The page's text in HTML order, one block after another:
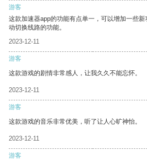
游客
这款加速器app的功能有点单一，可以增加一些
动切换线路的功能。
2023-12-11
游客
这款游戏的剧情非常感人，让我久久不能忘怀。
2023-12-11
游客
这款游戏的音乐非常优美，听了让人心旷神怡。
2023-12-11
游客